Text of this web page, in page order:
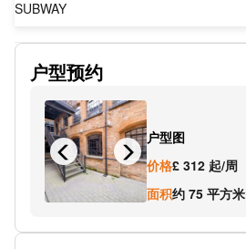
SUBWAY
SUBWAY
International Convention Centre Stop Pc7
Brindleyplace
Metro-Library
Lionel Street (Stop Nh3)
Newhall St (Stop Gc3)
户型预约
户型图
价格£ 312 起/周
面积约 75 平方米